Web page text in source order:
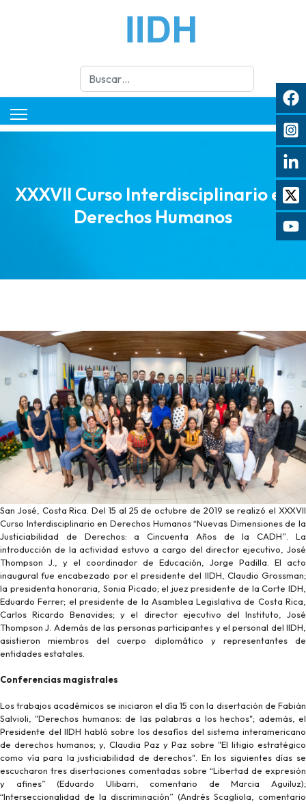
Buscar
XXXVII Curso Interdisciplinario en
Derechos Humanos
San José, Costa Rica. Del 15 al 25 de octubre de 2019 se realizó el XXXVII
Curso Interdisciplinario en Derechos Humanos “Nuevas Dimensiones de la
Justiciabilidad de Derechos: a Cincuenta Años de la CADH”. La
introducción de la actividad estuvo a cargo del director ejecutivo, José
Thompson J., y el coordinador de Educación, Jorge Padilla. El acto
inaugural fue encabezado por el presidente del IIDH, Claudio Grossman;
la presidenta honoraria, Sonia Picado; el juez presidente de la Corte IDH,
Eduardo Ferrer; el presidente de la Asamblea Legislativa de Costa Rica,
Carlos Ricardo Benavides; y el director ejecutivo del Instituto, José
Thompson J. Además de las personas participantes y el personal del IIDH,
asistieron miembros del cuerpo diplomático y representantes de
entidades estatales.
Conferencias magistrales
Los trabajos académicos se iniciaron el día 15 con la disertación de Fabián
Salvioli, "Derechos humanos: de las palabras a los hechos"; además, el
Presidente del IIDH habló sobre los desafíos del sistema interamericano
de derechos humanos; y, Claudia Paz y Paz sobre "El litigio estratégico
como vía para la justiciabilidad de derechos". En los siguientes días se
escucharon tres disertaciones comentadas sobre “Libertad de expresión
y afines” (Eduardo Ulibarri, comentario de Marcia Aguiluz);
“Interseccionalidad de la discriminación” (Andrés Scagliola, comentario